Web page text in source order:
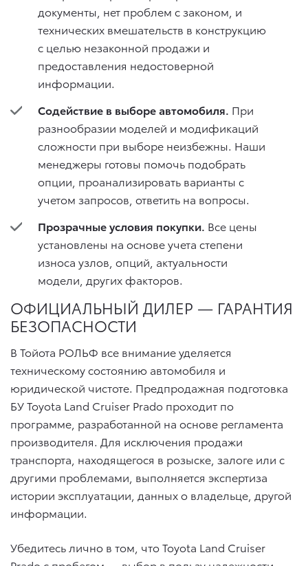
документы, нет проблем с законом, и
технических вмешательств в конструкцию
с целью незаконной продажи и
предоставления недостоверной
информации.
Содействие в выборе автомобиля. При
разнообразии моделей и модификаций
сложности при выборе неизбежны. Наши
менеджеры готовы помочь подобрать
опции, проанализировать варианты с
учетом запросов, ответить на вопросы.
Прозрачные условия покупки. Все цены
установлены на основе учета степени
износа узлов, опций, актуальности
модели, других факторов.
ОФИЦИАЛЬНЫЙ ДИЛЕР — ГАРАНТИЯ
БЕЗОПАСНОСТИ
В Тойота РОЛЬФ все внимание уделяется
техническому состоянию автомобиля и
юридической чистоте. Предпродажная подготовка
БУ Toyota Land Cruiser Prado проходит по
программе, разработанной на основе регламента
производителя. Для исключения продажи
транспорта, находящегося в розыске, залоге или с
другими проблемами, выполняется экспертиза
истории эксплуатации, данных о владельце, другой
информации.
Убедитесь лично в том, что Toyota Land Cruiser